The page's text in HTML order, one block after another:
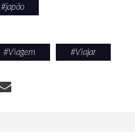
#japão
#Viagem #Viajar